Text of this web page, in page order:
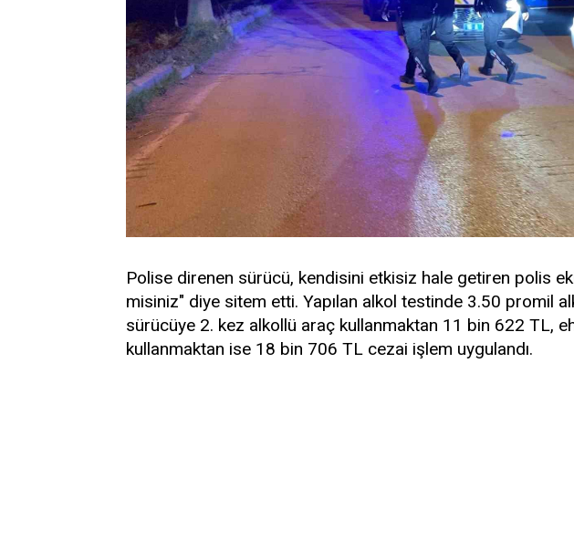
Polise direnen sürücü, kendisini etkisiz hale getiren polis
misiniz" diye sitem etti. Yapılan alkol testinde 3.50 promil
sürücüye 2. kez alkollü araç kullanmaktan 11 bin 622 TL,
kullanmaktan ise 18 bin 706 TL cezai işlem uygulandı.